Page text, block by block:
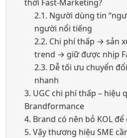
thời Fast-Marketing?
2.1. Người dùng tin
người nổi tiếng
2.2. Chi phí thấp → sản
trend → giữ được nhịp
2.3. Dễ tối ưu chuyển
nhanh
3. UGC chi phí thấp – hiệu
Brandformance
4. Brand có nên bỏ KOL
5. Vậy thương hiệu SME